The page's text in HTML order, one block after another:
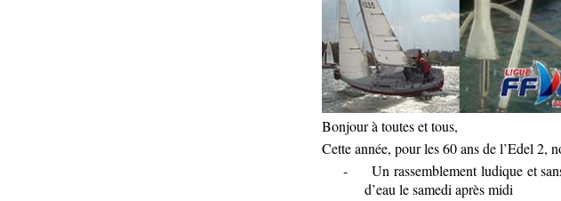
Bonjour à toutes et tous,
Cette année, pour les 60 ans de l’Edel 2,
-
Un rassemblement ludique et
d’eau le samedi après midi